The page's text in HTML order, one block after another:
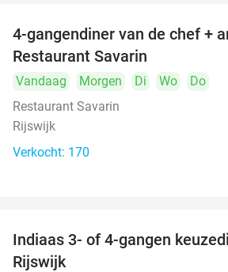
4-gangendiner van de chef +
Restaurant Savarin
Vandaag Morgen Di Wo
Do
Restaurant Savarin
Rijswijk
Verkocht: 170
Indiaas 3- of 4-gangen
Rijswijk